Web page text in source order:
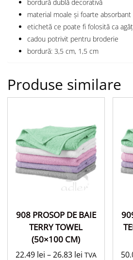
bordură dublă decorativă
material moale și foarte absorbant
etichetă ce poate fi folosită ca
cadou potrivit pentru broderie
bordură: 3,5 cm, 1,5 cm
Produse similare
908 PROSOP DE BAIE
TERRY TOWEL
(50×100 CM)
22.49 lei –26.83 lei TVA